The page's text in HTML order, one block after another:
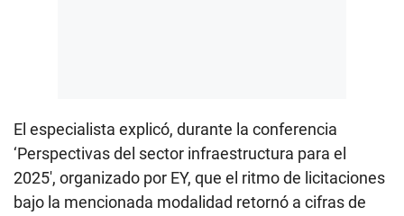
El especialista explicó, durante la conferencia
‘Perspectivas del sector infraestructura para el
2025′, organizado por EY, que el ritmo de licitaciones
bajo la mencionada modalidad retornó a cifras de